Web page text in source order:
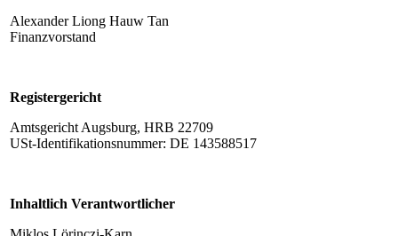
Alexander Liong Hauw Tan
Finanzvorstand
Registergericht
Amtsgericht Augsburg, HRB 22709
USt-Identifikationsnummer: DE 143588517
Inhaltlich Verantwortlicher